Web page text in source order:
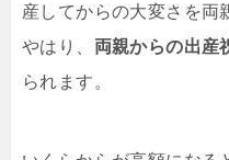
産してからの大変さを両
やはり、 両親からの出産
られます。